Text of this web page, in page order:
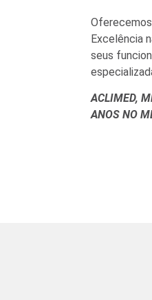
Excelência
seus
ACLIMED,
ANOS NO